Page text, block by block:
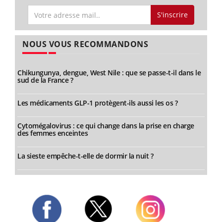
S'inscrire
NOUS VOUS RECOMMANDONS
Chikungunya, dengue, West Nile : que se passe-t-il dans le
sud de la France ?
Les médicaments GLP-1 protègent-ils aussi les os ?
Cytomégalovirus : ce qui change dans la prise en charge
des femmes enceintes
La sieste empêche-t-elle de dormir la nuit ?